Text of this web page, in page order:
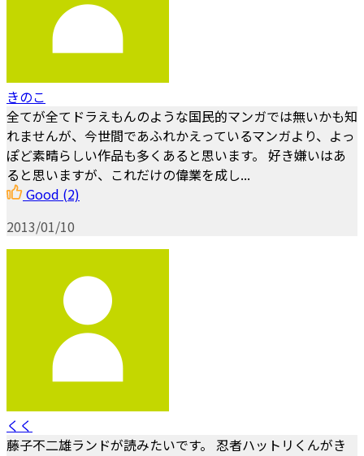
きのこ
全てが全てドラえもんのような国民的マンガでは無いかも知
れませんが、今世間であふれかえっているマンガより、よっ
ぽど素晴らしい作品も多くあると思います。 好き嫌いはあ
ると思いますが、これだけの偉業を成し...
Good (2)
2013/01/10
くく
藤子不二雄ランドが読みたいです。 忍者ハットリくんがき